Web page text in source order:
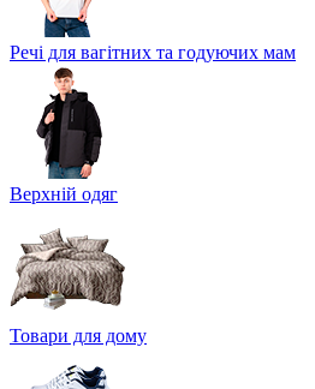
Речі для вагітних та годуючих мам
Верхній одяг
Товари для дому